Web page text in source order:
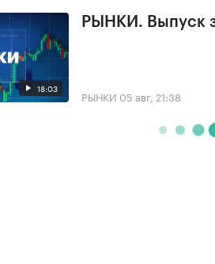
18:03
РЫНКИ. Выпуск
РЫНКИ 05 авг, 21:38